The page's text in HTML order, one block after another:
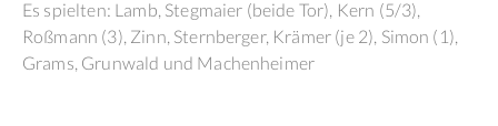
Es spielten: Lamb, Stegmaier (beide Tor), Kern (5/3),
Roßmann (3), Zinn, Sternberger, Krämer (je 2), Simon (1),
Grams, Grunwald und Machenheimer